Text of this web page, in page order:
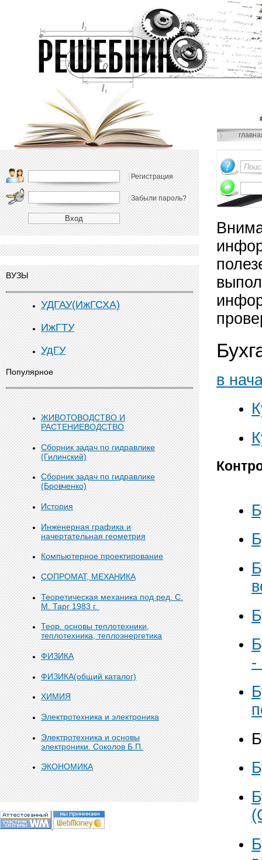
Регистрация
Забыли пароль?
ВУЗЫ
УДГАУ(ИжГСХА)
ИжГТУ
УдГУ
Популярное
ЖИВОТОВОДСТВО И
РАСТЕНИЕВОДСТВО
Сборник задач по гидравлике
(Гилинский)
Сборник задач по гидравлике
(Бровченко)
История
Инженерная графика и
начертательная геометрия
Компьютерное проектирование
СОПРОМАТ, МЕХАНИКА
Теоретическая механика под ред. С.
М. Тарг 1983 г.
Теор. основы теплотехники,
теплотехника, теплоэнергетика
ФИЗИКА
ФИЗИКА(общий каталог)
ХИМИЯ
Электротехника и электроника
Электротехника и основы
электроники. Соколов Б.П.
ЭКОНОМИКА
в
-